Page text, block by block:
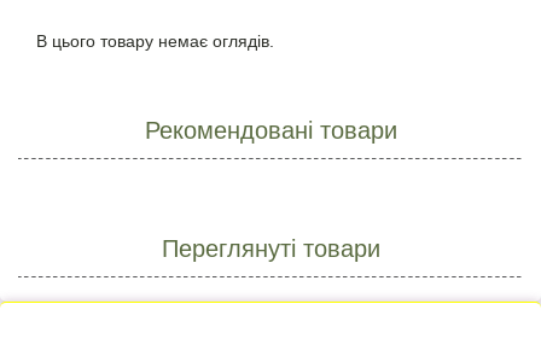
В цього товару немає оглядів.
Рекомендовані товари
Переглянуті товари